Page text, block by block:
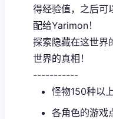
得经验值，之后可
配给Yarimon！
探索隐藏在这世界
世界的真相！
-----------
怪物150种以上
各角色的游戏